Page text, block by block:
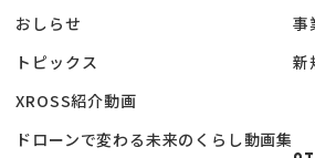
おしらせ
トピックス
XROSS紹介動画
ドローンで変わる未来のくらし動画集
事
新